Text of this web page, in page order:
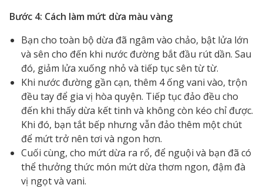
Bước 4: Cách làm mứt dừa màu vàng
Bạn cho toàn bộ dừa đã ngâm vào chảo, bật lửa lớn
và sên cho đến khi nước đường bắt đầu rút dần. Sau
đó, giảm lửa xuống nhỏ và tiếp tục sên từ từ.
Khi nước đường gần cạn, thêm 4 ống vani vào, trộn
đều tay để gia vị hòa quyện. Tiếp tục đảo đều cho
đến khi thấy dừa kết tinh và không còn kéo chỉ được.
Khi đó, bạn tắt bếp nhưng vẫn đảo thêm một chút
để mứt trở nên tơi và ngon hơn.
Cuối cùng, cho mứt dừa ra rổ, để nguội và bạn đã có
thể thưởng thức món mứt dừa thơm ngon, đậm đà
vị ngọt và vani.